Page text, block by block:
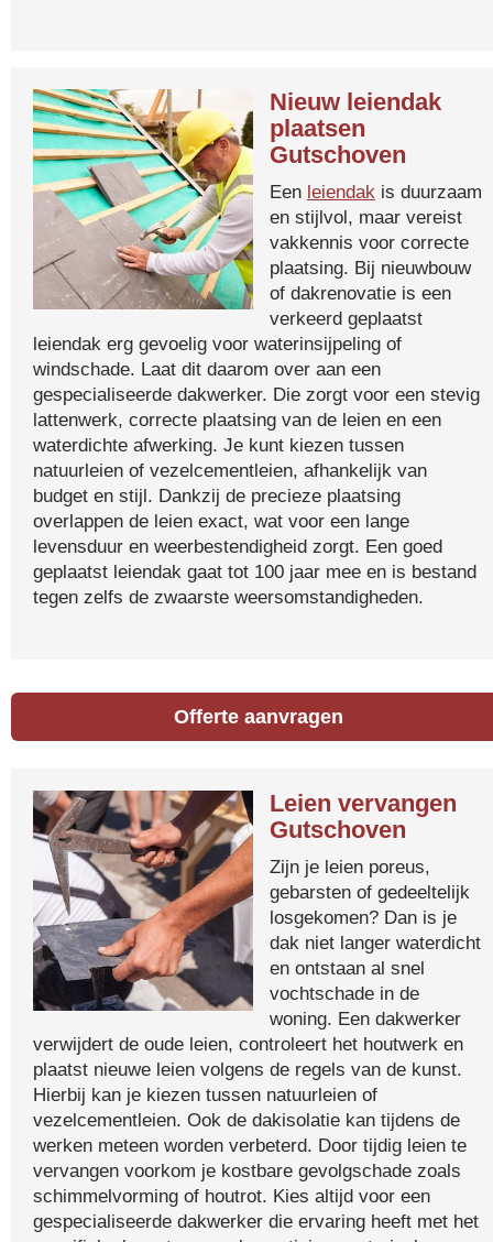
Nieuw leiendak
plaatsen
Gutschoven
Een leiendak is duurzaam
en stijlvol, maar vereist
vakkennis voor correcte
plaatsing. Bij nieuwbouw
of dakrenovatie is een
verkeerd geplaatst
leiendak erg gevoelig voor waterinsijpeling of
windschade. Laat dit daarom over aan een
gespecialiseerde dakwerker. Die zorgt voor een stevig
lattenwerk, correcte plaatsing van de leien en een
waterdichte afwerking. Je kunt kiezen tussen
natuurleien of vezelcementleien, afhankelijk van
budget en stijl. Dankzij de precieze plaatsing
overlappen de leien exact, wat voor een lange
levensduur en weerbestendigheid zorgt. Een goed
geplaatst leiendak gaat tot 100 jaar mee en is bestand
tegen zelfs de zwaarste weersomstandigheden.
Offerte aanvragen
Leien vervangen
Gutschoven
Zijn je leien poreus,
gebarsten of gedeeltelijk
losgekomen? Dan is je
dak niet langer waterdicht
en ontstaan al snel
vochtschade in de
woning. Een dakwerker
verwijdert de oude leien, controleert het houtwerk en
plaatst nieuwe leien volgens de regels van de kunst.
Hierbij kan je kiezen tussen natuurleien of
vezelcementleien. Ook de dakisolatie kan tijdens de
werken meteen worden verbeterd. Door tijdig leien te
vervangen voorkom je kostbare gevolgschade zoals
schimmelvorming of houtrot. Kies altijd voor een
gespecialiseerde dakwerker die ervaring heeft met het